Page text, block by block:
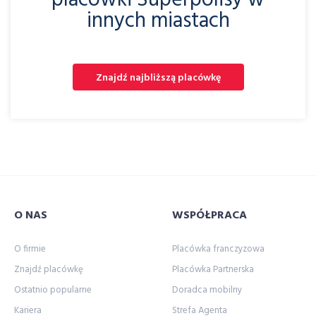
innych miastach
Znajdź najbliższą placówkę
O NAS
O firmie
Znajdź placówkę
Ostatnio popularne
Kariera
WSPÓŁPRACA
Placówka franczyzowa
Placówka Partnerska
Doradca mobilny
Strefa Agenta